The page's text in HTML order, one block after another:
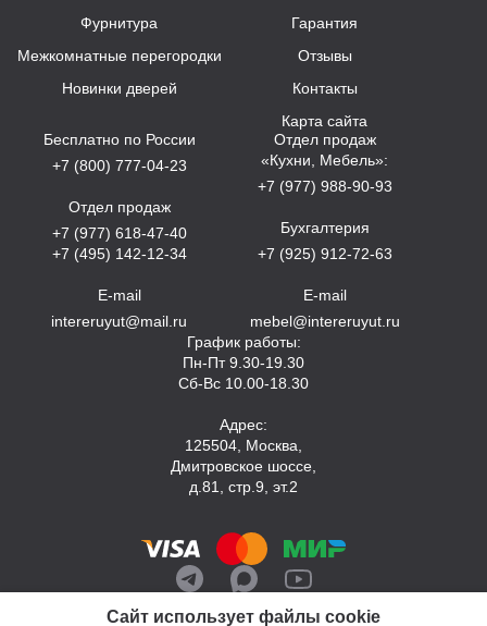
Сайт использует файлы cookie
Фурнитура
Межкомнатные перегородки
Новинки дверей
Гарантия
Отзывы
Контакты
Карта сайта
Бесплатно по России
+7 (800) 777-04-23
Отдел продаж
+7 (977) 618-47-40
+7 (495) 142-12-34
E-mail
intereruyut@mail.ru
Отдел продаж
«Кухни, Мебель»:
+7 (977) 988-90-93
Бухгалтерия
+7 (925) 912-72-63
E-mail
mebel@intereruyut.ru
График работы:
Пн-Пт 9.30-19.30
Сб-Вс 10.00-18.30
Адрес:
125504, Москва,
Дмитровское шоссе,
д.81, стр.9, эт.2